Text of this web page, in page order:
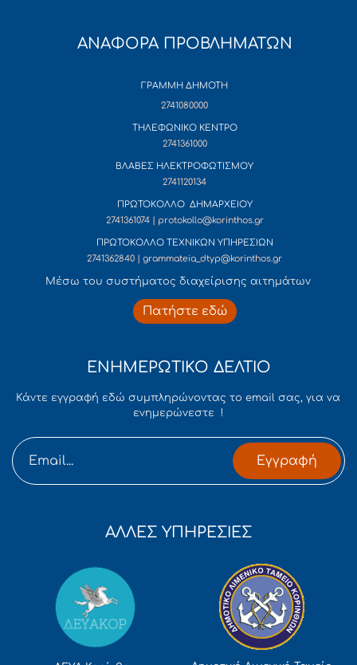
ΑΝΑΦΟΡΑ ΠΡΟΒΛΗΜΑΤΩΝ
ΓΡΑΜΜΗ ΔΗΜΟΤΗ
2741080000
ΤΗΛΕΦΩΝΙΚΟ ΚΕΝΤΡΟ
2741361000
ΒΛΑΒΕΣ ΗΛΕΚΤΡΟΦΩΤΙΣΜΟΥ
2741120134
ΠΡΩΤΟΚΟΛΛΟ ΔΗΜΑΡΧΕΙΟΥ
2741361074 | protokollo@korinthos.gr
ΠΡΩΤΟΚΟΛΛΟ ΤΕΧΝΙΚΩΝ ΥΠΗΡΕΣΙΩΝ
2741362840 | grammateia_dtyp@korinthos.gr
Mέσω του συστήματος διαχείρισης αιτημάτων
Πατήστε εδώ
ΕΝΗΜΕΡΩΤΙΚΟ ΔΕΛΤΙΟ
Κάντε εγγραφή εδώ συμπληρώνοντας το email σας, για να
ενημερώνεστε !
Εγγραφή
ΑΛΛΕΣ ΥΠΗΡΕΣΙΕΣ